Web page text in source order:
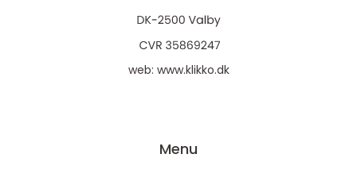
web: www.klikko.dk
Menu